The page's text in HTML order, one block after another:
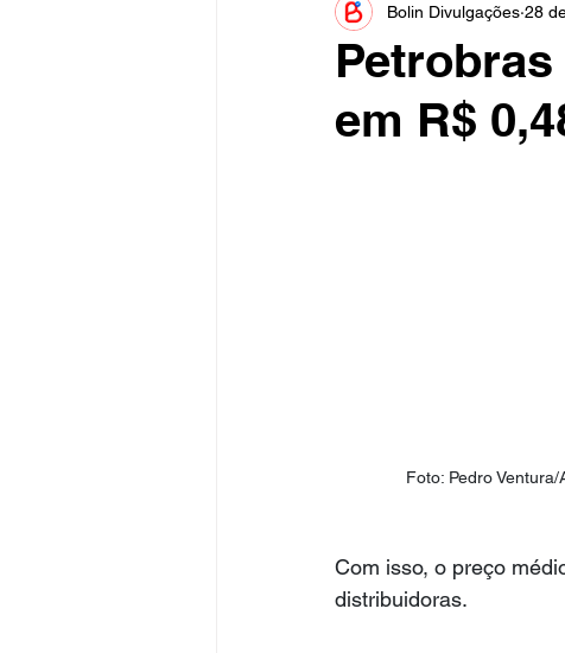
Informe Publicitário Judiciário
Acidente Tecnologia
em R$
Bolin Divulgações 28
Foto: Pedro
Com isso, o preço
distribuidoras.